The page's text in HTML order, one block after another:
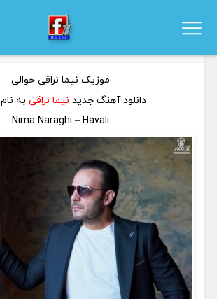
دانلود آهنگ نیما نراقی به نام حوالی
موزیک نیما نراقی حوالی
دانلود آهنگ جدید نیما نراقی به نام
Nima Naraghi – Havali